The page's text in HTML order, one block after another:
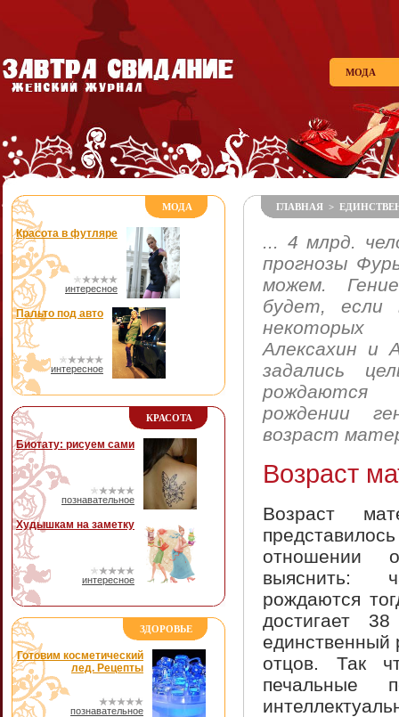
МОДА
МОДА
Красота в футляре
интересное
Пальто под авто
интересное
КРАСОТА
Биотату: рисуем сами
познавательное
Худышкам на заметку
интересное
ЗДОРОВЬЕ
Готовим косметический
лед. Рецепты
познавательное
ГЛАВНАЯ >
... 4 млрд.
прогнозы
можем.
будет, если
некоторых
Алексахин и
задались
рождаются
рождении
возраст
Возраст
Возраст
отношении
выяснить:
рождаются
достигает
единственный
отцов. Так
печальные